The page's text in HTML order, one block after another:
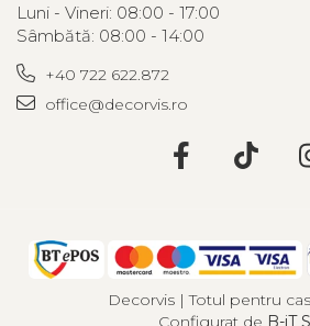
Luni - Vineri: 08:00 - 17:00
Sâmbătă: 08:00 - 14:00
+40 722 622.872
office@decorvis.ro
Decorvis | Totul pentru
Configurat de B-iT